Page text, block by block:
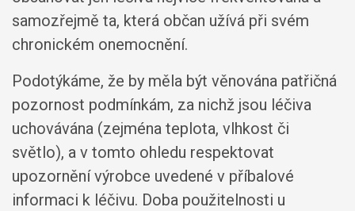
samozřejmě ta, která občan užívá při svém
chronickém onemocnění.
Podotýkáme, že by měla být věnována patřičná
pozornost podmínkám, za nichž jsou léčiva
uchovávána (zejména teplota, vlhkost či
světlo), a v tomto ohledu respektovat
upozornění výrobce uvedené v příbalové
informaci k léčivu. Doba použitelnosti u